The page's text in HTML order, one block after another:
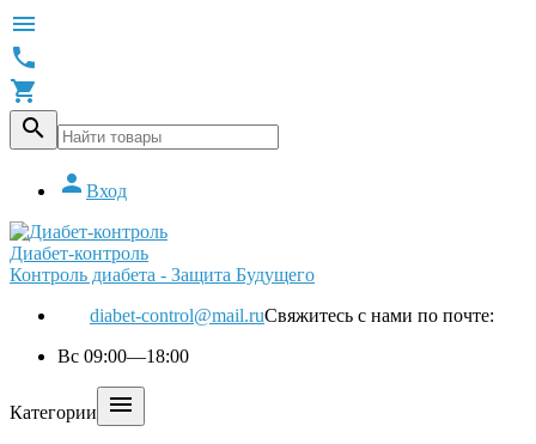




 Вход
Диабет-контроль
Контроль диабета - Защита Будущего
diabet-control@mail.ruСвяжитесь с нами по почте:
Вс 09:00—18:00
Категории 